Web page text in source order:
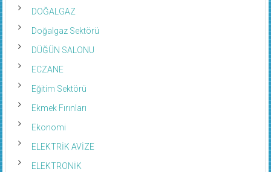
DOĞALGAZ
Doğalgaz Sektörü
DÜĞÜN SALONU
ECZANE
Eğitim Sektörü
Ekmek Fırınları
Ekonomi
ELEKTRİK AVİZE
ELEKTRONİK